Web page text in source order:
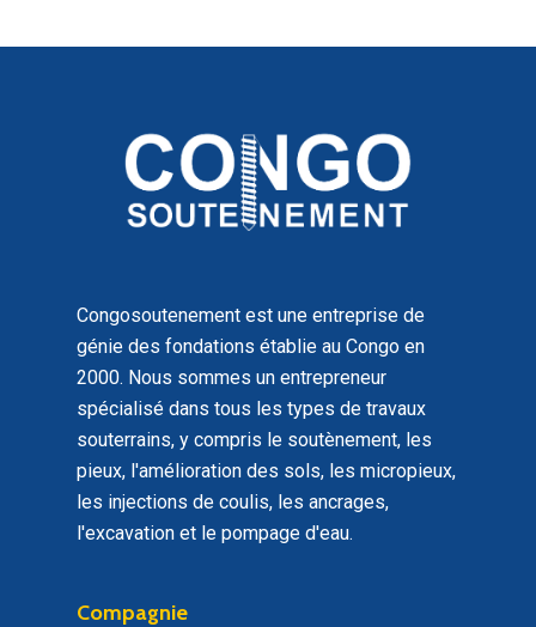
Congosoutenement est une entreprise de
génie des fondations établie au Congo en
2000. Nous sommes un entrepreneur
spécialisé dans tous les types de travaux
souterrains, y compris le soutènement, les
pieux, l'amélioration des sols, les micropieux,
les injections de coulis, les ancrages,
l'excavation et le pompage d'eau.
Compagnie